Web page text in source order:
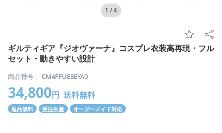
1 /4
ギルティギア『ジオヴァーナ』コスプレ衣装高再現・フル
セット・動きやすい設計
商品番号： CM4FFUE8EYA0
34,800円 送料無料
返品無料 受注生産 オーダーメイド対応